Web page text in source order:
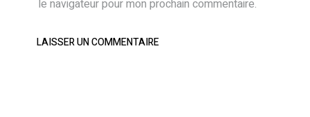
le navigateur pour mon prochain commentaire.